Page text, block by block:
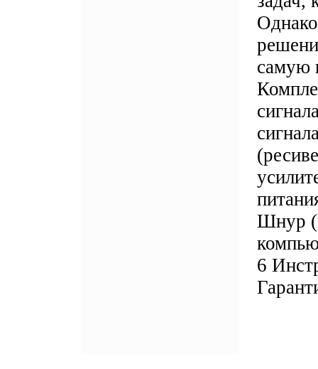
самую
Шнур
6